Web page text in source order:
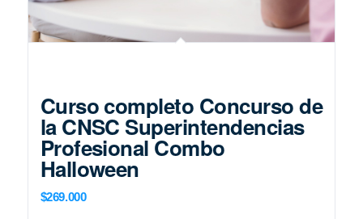
Curso completo Concurso de
la CNSC Superintendencias
Profesional Combo
Halloween
$269.000